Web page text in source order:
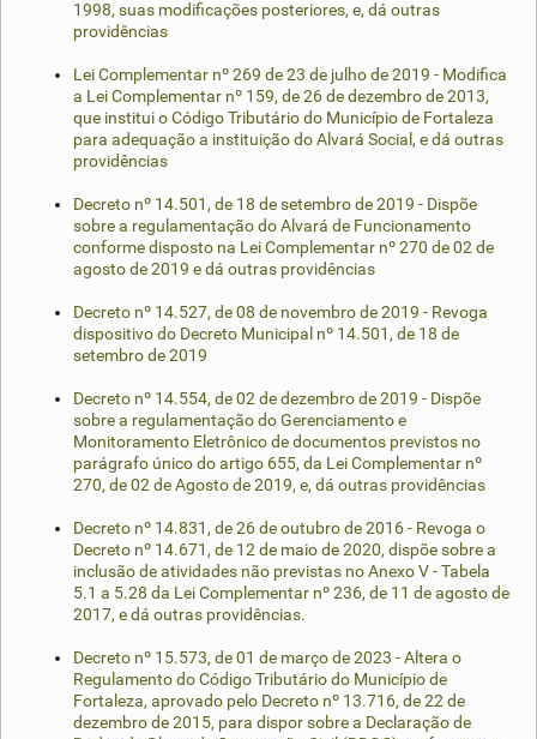
1998, suas modificações posteriores, e, dá outras
providências
Lei Complementar nº 269 de 23 de julho de 2019 - Modifica
a Lei Complementar nº 159, de 26 de dezembro de 2013,
que institui o Código Tributário do Município de Fortaleza
para adequação a instituição do Alvará Social, e dá outras
providências
Decreto nº 14.501, de 18 de setembro de 2019 - Dispõe
sobre a regulamentação do Alvará de Funcionamento
conforme disposto na Lei Complementar nº 270 de 02 de
agosto de 2019 e dá outras providências
Decreto nº 14.527, de 08 de novembro de 2019 - Revoga
dispositivo do Decreto Municipal nº 14.501, de 18 de
setembro de 2019
Decreto nº 14.554, de 02 de dezembro de 2019 - Dispõe
sobre a regulamentação do Gerenciamento e
Monitoramento Eletrônico de documentos previstos no
parágrafo único do artigo 655, da Lei Complementar nº
270, de 02 de Agosto de 2019, e, dá outras providências
Decreto nº 14.831, de 26 de outubro de 2016 - Revoga o
Decreto nº 14.671, de 12 de maio de 2020, dispõe sobre a
inclusão de atividades não previstas no Anexo V - Tabela
5.1 a 5.28 da Lei Complementar nº 236, de 11 de agosto de
2017, e dá outras providências.
Decreto nº 15.573, de 01 de março de 2023 - Altera o
Regulamento do Código Tributário do Município de
Fortaleza, aprovado pelo Decreto nº 13.716, de 22 de
dezembro de 2015, para dispor sobre a Declaração de